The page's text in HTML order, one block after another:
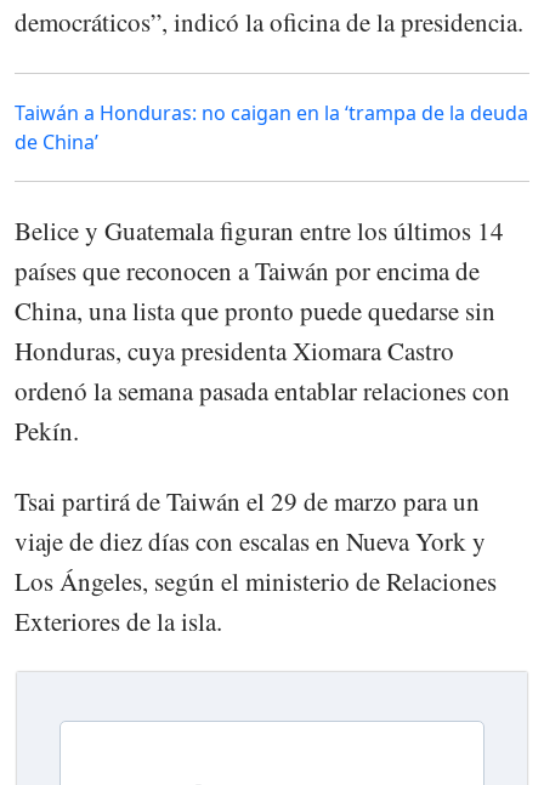
democráticos”, indicó la oficina de la presidencia.
Taiwán a Honduras: no caigan en la ‘trampa de la deuda
de China’
Belice y Guatemala figuran entre los últimos 14
países que reconocen a Taiwán por encima de
China, una lista que pronto puede quedarse sin
Honduras, cuya presidenta Xiomara Castro
ordenó la semana pasada entablar relaciones con
Pekín.
Tsai partirá de Taiwán el 29 de marzo para un
viaje de diez días con escalas en Nueva York y
Los Ángeles, según el ministerio de Relaciones
Exteriores de la isla.